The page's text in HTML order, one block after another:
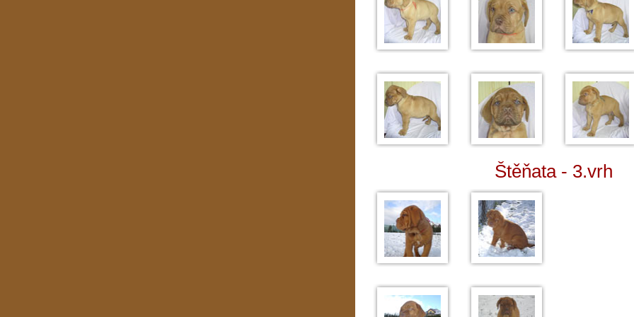
Štěňata - 3.vrh